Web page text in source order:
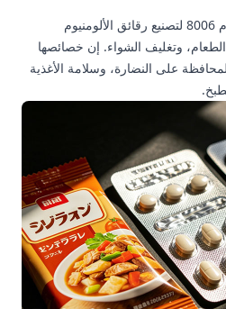
يمكن استخدام رقائق الألومنيوم 8006 لتصنيع رقائق الألومنيوم
وتغليف الشواء. إن خصائصها
على النضارة، وسلامة الأغذية